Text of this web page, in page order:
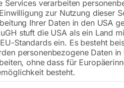
Services verarbeiten
zur Nutzung dieser
Ihrer Daten in den USA
stuft die USA als ein Land
Standards ein. Es besteht
personenbezogene Daten
ohne dass für
besteht.